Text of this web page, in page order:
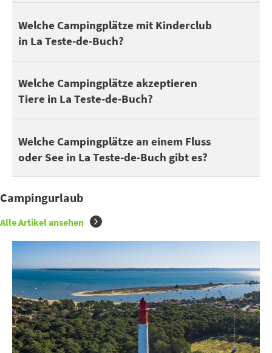
Welche Campingplätze mit Kinderclub
in La Teste-de-Buch?
Kinder und Jugendliche schätzen das Zelten, um neue
Welche Campingplätze akzeptieren
Tiere in La Teste-de-Buch?
Hier sind Campingplätze, die Tiere akzeptieren in La Teste-de-
Welche Campingplätze an einem Fluss
oder See in La Teste-de-Buch gibt es?
Man kann 3 Campingplätze in La Teste-de-Buch an einem See
Campingurlaub
Alle Artikel ansehen